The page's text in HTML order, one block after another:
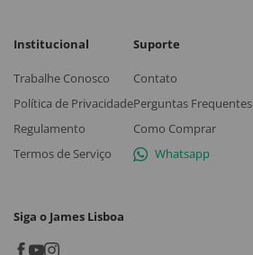
Institucional
Trabalhe Conosco
Política de Privacidade
Regulamento
Termos de Serviço
Suporte
Contato
Perguntas Frequentes
Como Comprar
Whatsapp
Siga o James Lisboa